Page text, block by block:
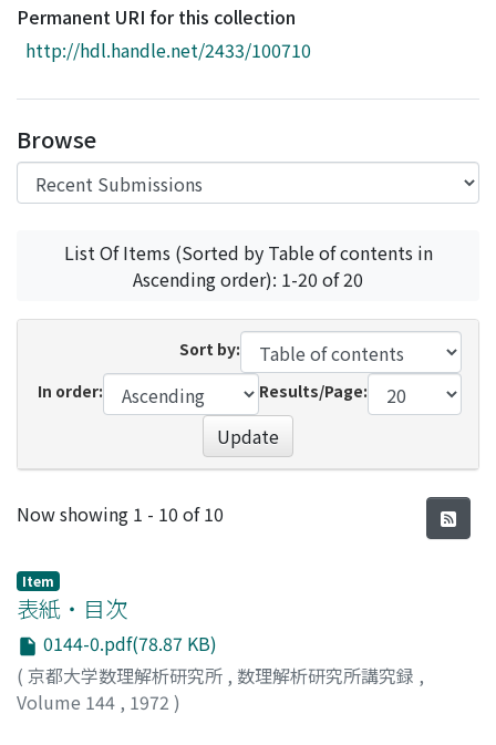
Access Statistics
Permanent URI for this collection
http://hdl.handle.net/2433/100710
Browse
List Of Items (Sorted by Table of contents in
Ascending order): 1-20 of 20
Sort by:
In order:
Results/Page:
Update
Recent Submissions
Now showing 1 - 10 of 10
Item
表紙・目次
0144-0.pdf(78.87 KB)
( 京都大学数理解析研究所 , 数理解析研究所講究録 ,
Volume 144 , 1972 )